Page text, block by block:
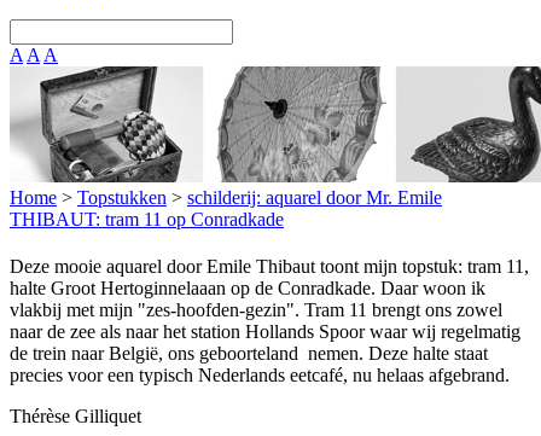
A A A
Home > Topstukken > schilderij: aquarel door Mr. Emile
THIBAUT: tram 11 op Conradkade
Deze mooie aquarel door Emile Thibaut toont mijn topstuk: tram 11,
halte Groot Hertoginnelaaan op de Conradkade. Daar woon ik
vlakbij met mijn "zes-hoofden-gezin". Tram 11 brengt ons zowel
naar de zee als naar het station Hollands Spoor waar wij regelmatig
de trein naar België, ons geboorteland nemen. Deze halte staat
precies voor een typisch Nederlands eetcafé, nu helaas afgebrand.
Thérèse Gilliquet